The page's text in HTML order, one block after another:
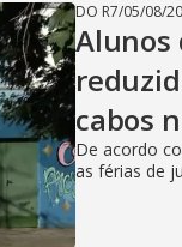
DO R7/05/08/
Alunos
cabos
De acordo
as férias de